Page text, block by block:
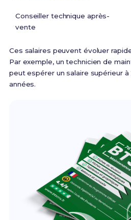
Conseiller technique après-
vente
Ces salaires peuvent évoluer
Par exemple, un technicien de
peut espérer un salaire supérieur
années.